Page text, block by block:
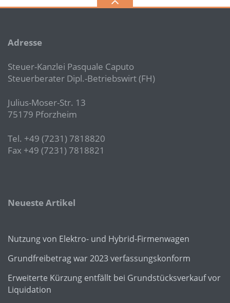
Adresse
Steuer-Kanzlei Pasquale Caputo
Steuerberater Dipl.-Betriebswirt (FH)
Julius-Moser-Str. 13
75179 Pforzheim
Tel. +49 (7231) 7818820
Fax +49 (7231) 7818821
Neueste Artikel
Nutzung von Elektro- und Hybrid-Firmenwagen
Grundfreibetrag war 2023 verfassungskonform
Erweiterte Kürzung entfällt bei Grundstücksverkauf vor
Liquidation